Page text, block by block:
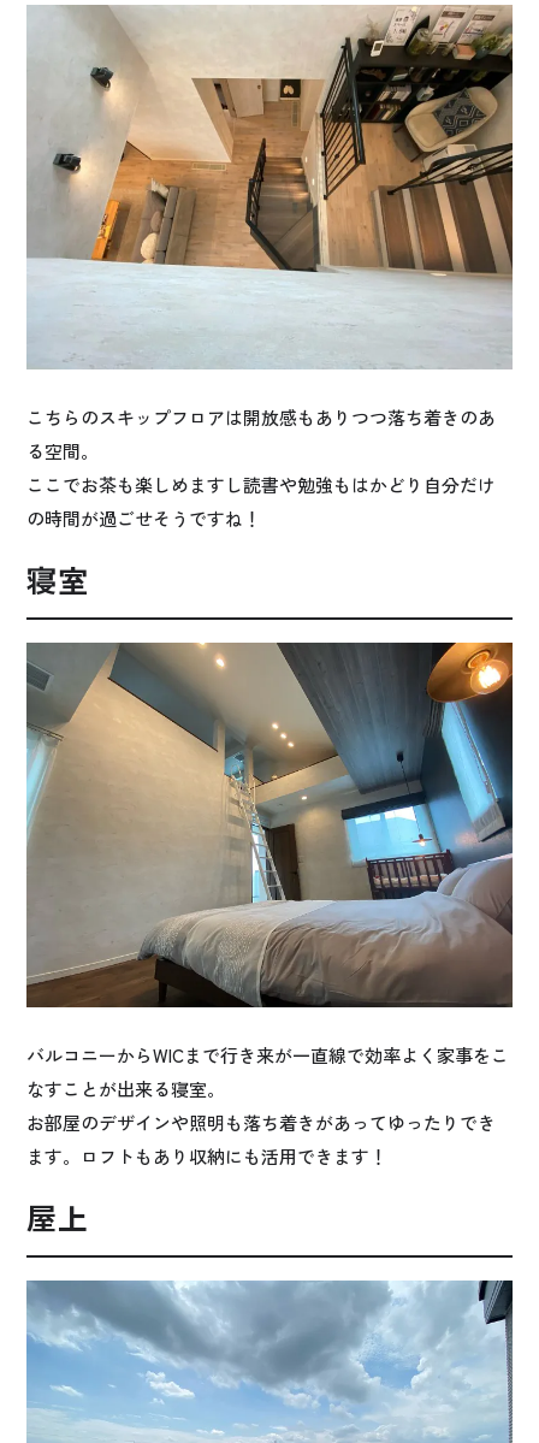
こちらのスキップフロアは開放感もありつつ落ち着きのあ
る空間。
ここでお茶も楽しめますし読書や勉強もはかどり自分だけ
の時間が過ごせそうですね！
寝室
バルコニーからWICまで行き来が一直線で効率よく家事をこ
なすことが出来る寝室。
お部屋のデザインや照明も落ち着きがあってゆったりでき
ます。ロフトもあり収納にも活用できます！
屋上